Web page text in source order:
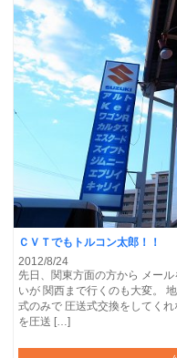
ＣＶＴでもトルコン太郎！
2012/8/24
先日、関東方面の方から メー
いが 関西まで行くのも大変。
式のみで 圧送式交換をしてく
を圧送 […]